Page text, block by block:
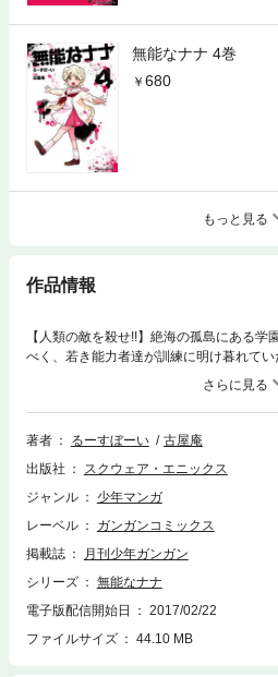
無能なナナ 4巻
680
もっと見る
作品情報
【人類の敵を殺せ!!】絶海の孤島にある
べく、若き能力者達が訓練に明け暮れてい
様に「人類の敵抹殺」を胸に、行動を開
る、正義と悪の知略サスペンス開幕
著者 るーすぼーい
古屋庵
出版社
スクウェア・エニックス
ジャンル
少年マンガ
レーベル
ガンガンコミックス
掲載誌
月刊少年ガンガン
シリーズ
無能なナナ
電子版配信開始日
2017/02/22
ファイルサイズ
44.10 MB